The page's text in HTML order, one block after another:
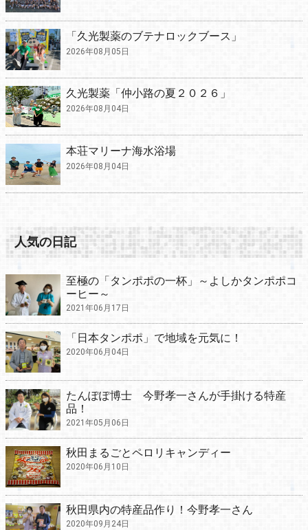
「久光製薬のブテナロックブース」
2026年08月05日
久光製薬「仲小路の夏２０２６」
2026年08月04日
本荘マリーナ海水浴場
2026年08月04日
人気の日記
至極の「タンポポの一杯」～よしかタンポポコ
ーヒー～
2021年06月17日
「日本タンポポ」で地域を元気に！
2020年06月04日
たんぽぽ博士 今野孝一さんが手掛ける特産
品！
2021年05月06日
秋田まるごとペロリキャンディー
2020年06月10日
秋田県内の特産品作り！今野孝一さん
2020年09月24日